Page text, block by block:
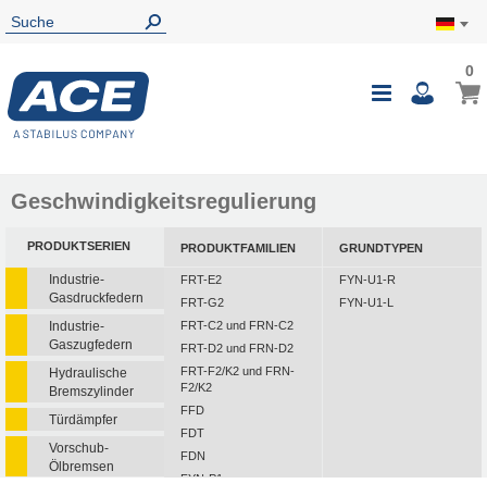
00
Geschwindigkeitsregulierung
PRODUKTSERIEN
Industrie-
Gasdruckfedern
Industrie-
Gaszugfedern
Hydraulische
Bremszylinder
Türdämpfer
Vorschub-
Ölbremsen
PRODUKTFAMILIEN
FRT-E2
FRT-G2
FRT-C2 und FRN-C2
FRT-D2 und FRN-D2
FRT-F2/K2 und FRN-
F2/K2
FFD
FDT
FDN
FYN-P1
GRUNDTYPEN
FYN-U1-R
FYN-U1-L